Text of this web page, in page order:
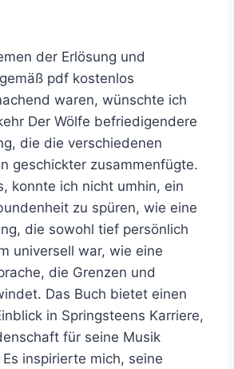
der Erlösung und
pdf kostenlos
waren, wünschte ich
Der Wölfe befriedigendere
die die verschiedenen
geschickter zusammenfügte.
konnte ich nicht umhin, ein
zu spüren, wie eine
die sowohl tief persönlich
universell war, wie eine
die Grenzen und
Das Buch bietet einen
in Springsteens Karriere,
für seine Musik
inspirierte mich, seine